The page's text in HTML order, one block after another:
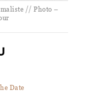
// Photo –
Date